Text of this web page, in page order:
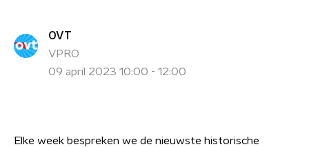
OVT
VPRO
09 april 2023 10:00 - 12:00
Elke week bespreken we de nieuwste historische